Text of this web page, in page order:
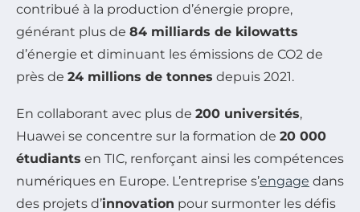
contribué à la production d’énergie propre,
générant plus de 84 milliards de kilowatts
d’énergie et diminuant les émissions de CO2 de
près de 24 millions de tonnes depuis 2021.
En collaborant avec plus de 200 universités,
Huawei se concentre sur la formation de 20 000
étudiants en TIC, renforçant ainsi les compétences
numériques en Europe. L’entreprise s’engage dans
des projets d’innovation pour surmonter les défis